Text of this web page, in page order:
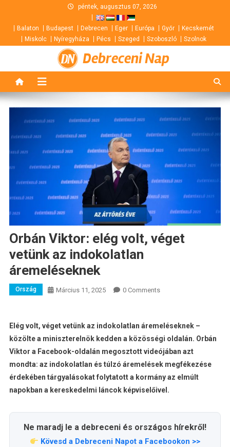
content
péntek, augusztus 07, 2026
Balaton Budapest Debrecen Eger Európa Győr
Kecskemét
Miskolc
Nyíregyháza Pécs Szeged Szoboszló Szolnok
Debreceni Nap
Orbán Viktor: elég volt, véget
vetünk az indokolatlan
áremeléseknek
Ország Március 11, 2025 0 Comments
Elég volt, véget vetünk az indokolatlan áremeléseknek –
közölte a miniszterelnök kedden a közösségi oldalán. Orbán
Viktor a Facebook-oldalán megosztott videójában azt
mondta: az indokolatlan és túlzó áremelések megfékezése
érdekében tárgyalásokat folytatott a kormány az elmúlt
napokban a kereskedelmi láncok képviselőivel.
Ne maradj le a debreceni és országos hírekről!
Kövesd a Debreceni Napot a Facebookon >>